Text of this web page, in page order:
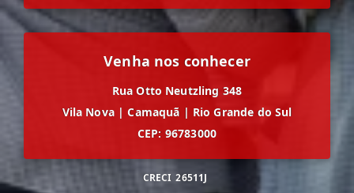
Venha nos conhecer
Rua Otto Neutzling 348
Vila Nova | Camaquã | Rio Grande do Sul
CEP: 96783000
CRECI 26511J